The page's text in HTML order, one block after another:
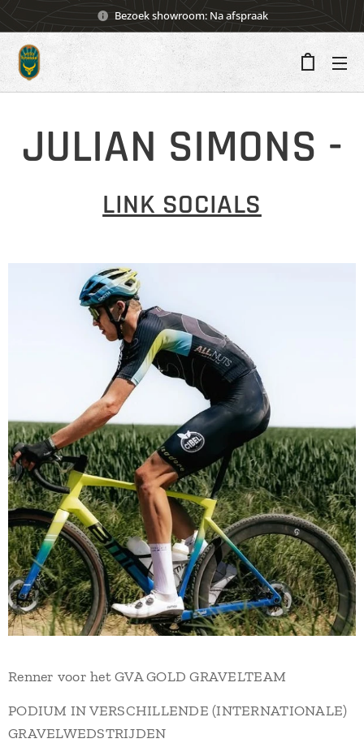
Bezoek showroom: Na afspraak
JULIAN SIMONS -
LINK SOCIALS
Renner voor het GVA GOLD GRAVELTEAM
PODIUM IN VERSCHILLENDE (INTERNATIONALE)
GRAVELWEDSTRIJDEN